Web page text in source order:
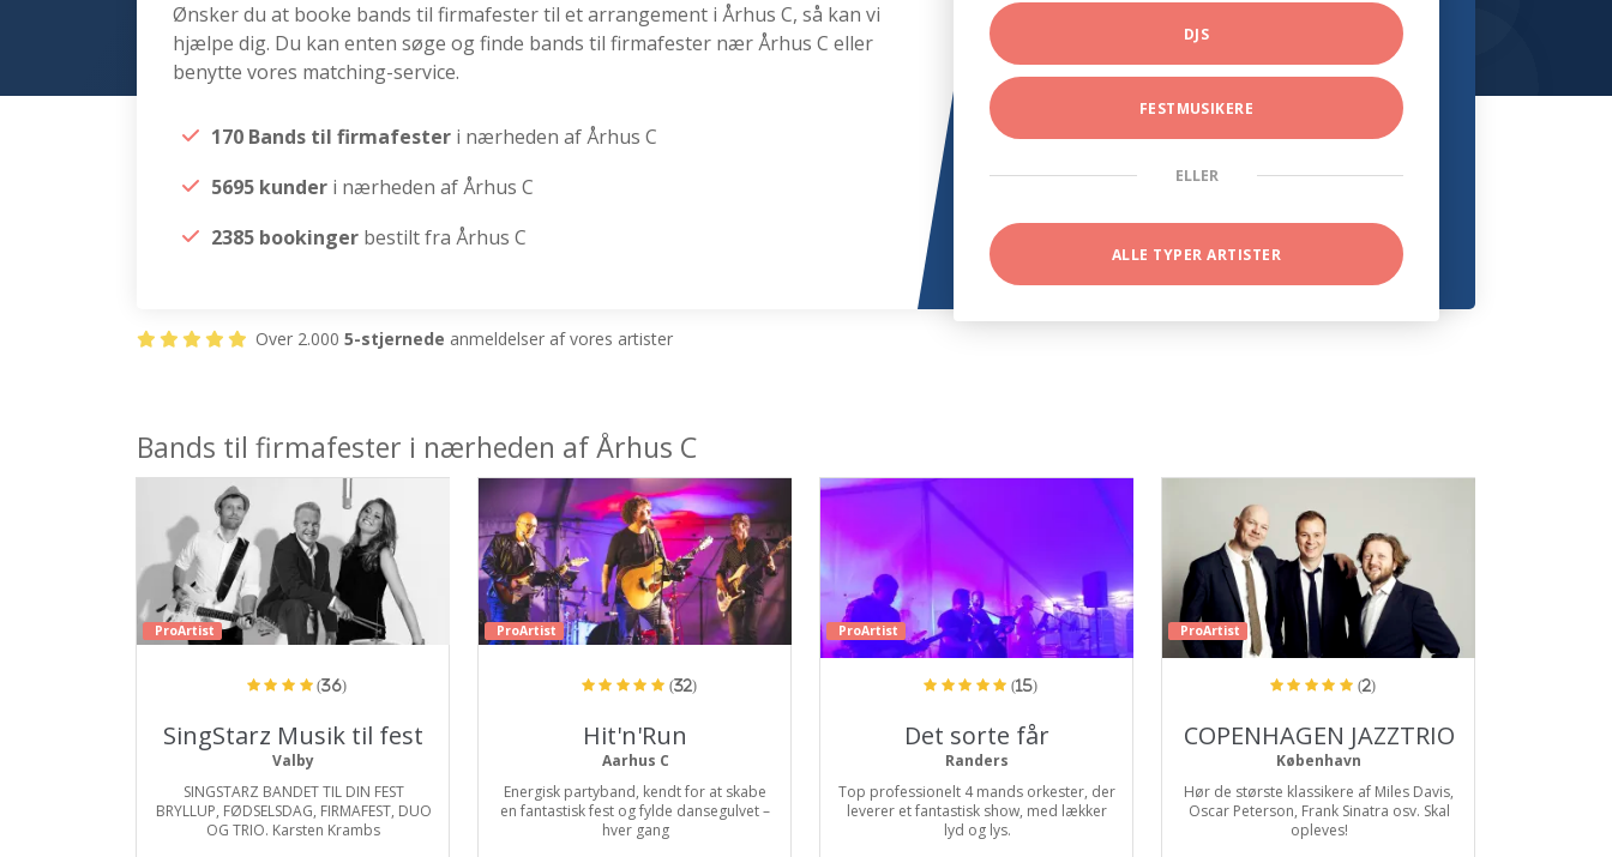
Ønsker du at booke bands til firmafester til et arrangement i Århus C, så kan vi
hjælpe dig. Du kan enten søge og finde bands til firmafester nær Århus C eller
benytte vores matching-service.
170 Bands til firmafester i nærheden af Århus C
5695 kunder i nærheden af Århus C
2385 bookinger bestilt fra Århus C
DJS
FESTMUSIKERE
ELLER
ALLE TYPER ARTISTER
Over 2.000 5-stjernede anmeldelser af vores artister
Bands til firmafester i nærheden af Århus C
ProArtist
(36)
SingStarz Musik til fest
Valby
SINGSTARZ BANDET TIL DIN FEST
BRYLLUP, FØDSELSDAG, FIRMAFEST, DUO
OG TRIO. Karsten Krambs
ProArtist
(32)
Hit'n'Run
Aarhus C
Energisk partyband, kendt for at skabe
en fantastisk fest og fylde dansegulvet –
hver gang
ProArtist
(15)
Det sorte får
Randers
Top professionelt 4 mands orkester, der
leverer et fantastisk show, med lækker
lyd og lys.
ProArtist
(2)
COPENHAGEN JAZZTRIO
København
Hør de største klassikere af Miles Davis,
Oscar Peterson, Frank Sinatra osv. Skal
opleves!